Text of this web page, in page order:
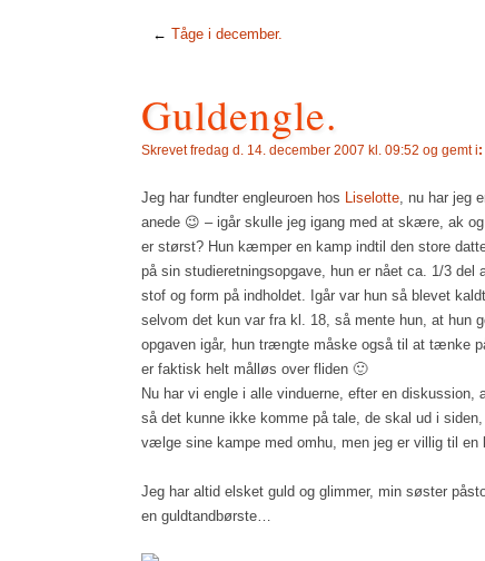
← Tåge i december.
Guldengle.
Skrevetfredag d. 14. december 2007 kl. 09:52 og gemt i:
Jeg har fundter engleuroen hos Liselotte, nu har jeg
anede 😉 – igår skulle jeg igang med at skære, ak
er størst? Hun kæmper en kamp indtil den store
på sin studieretningsopgave, hun er nået ca. 1/3
stof og form på indholdet. Igår var hun så blevet
selvom det kun var fra kl. 18, så mente hun, at hun
opgaven igår, hun trængte måske også til at tænke
er faktisk helt målløs over fliden 🙂
Nu har vi engle i alle vinduerne, efter en
så det kunne ikke komme på tale, de skal ud i
vælge sine kampe med omhu, men jeg er villig til
Jeg har altid elsket guld og glimmer, min søster
en guldtandbørste…